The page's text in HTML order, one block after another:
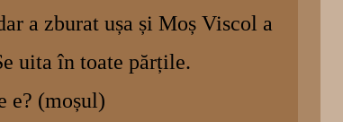
a zburat ușa și Moș Viscol a
uita în toate părțile.
e? (moșul)